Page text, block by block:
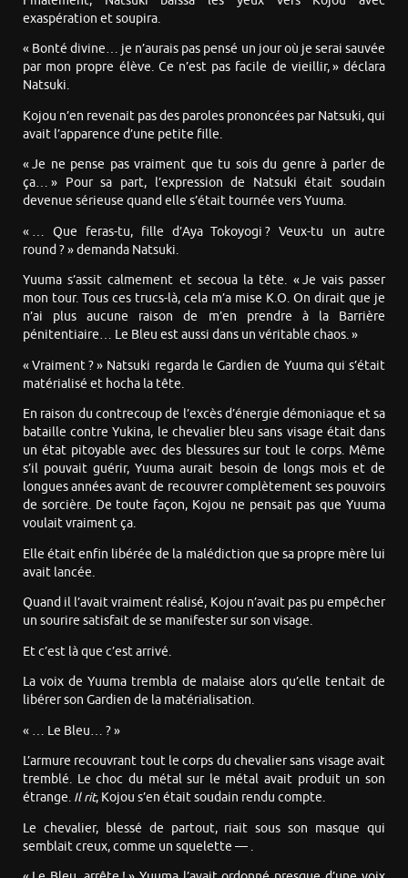
exaspération et soupira.
« Bonté divine… je n’aurais pas pensé un jour où je serai sauvée
par mon propre élève. Ce n’est pas facile de vieillir, » déclara
Natsuki.
Kojou n’en revenait pas des paroles prononcées par Natsuki, qui
avait l’apparence d’une petite fille.
« Je ne pense pas vraiment que tu sois du genre à parler de
ça… » Pour sa part, l’expression de Natsuki était soudain
devenue sérieuse quand elle s’était tournée vers Yuuma.
« … Que feras-tu, fille d’Aya Tokoyogi ? Veux-tu un autre
round ? » demanda Natsuki.
Yuuma s’assit calmement et secoua la tête. « Je vais passer
mon tour. Tous ces trucs-là, cela m’a mise K.O. On dirait que je
n’ai plus aucune raison de m’en prendre à la Barrière
pénitentiaire… Le Bleu est aussi dans un véritable chaos. »
« Vraiment ? » Natsuki regarda le Gardien de Yuuma qui s’était
matérialisé et hocha la tête.
En raison du contrecoup de l’excès d’énergie démoniaque et sa
bataille contre Yukina, le chevalier bleu sans visage était dans
un état pitoyable avec des blessures sur tout le corps. Même
s’il pouvait guérir, Yuuma aurait besoin de longs mois et de
longues années avant de recouvrer complètement ses pouvoirs
de sorcière. De toute façon, Kojou ne pensait pas que Yuuma
voulait vraiment ça.
Elle était enfin libérée de la malédiction que sa propre mère lui
avait lancée.
Quand il l’avait vraiment réalisé, Kojou n’avait pas pu empêcher
un sourire satisfait de se manifester sur son visage.
Et c’est là que c’est arrivé.
La voix de Yuuma trembla de malaise alors qu’elle tentait de
libérer son Gardien de la matérialisation.
« … Le Bleu… ? »
L’armure recouvrant tout le corps du chevalier sans visage avait
tremblé. Le choc du métal sur le métal avait produit un son
étrange. Il rit, Kojou s’en était soudain rendu compte.
Le chevalier, blessé de partout, riait sous son masque qui
semblait creux, comme un squelette — .